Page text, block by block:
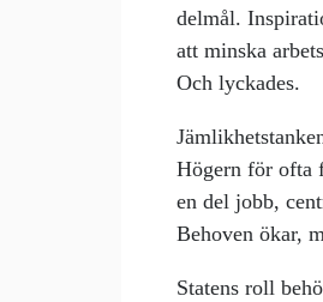
delmål.
att minska
Och lyckades.
Högern för ofta
en del jobb,
Behoven ökar,
Statens roll